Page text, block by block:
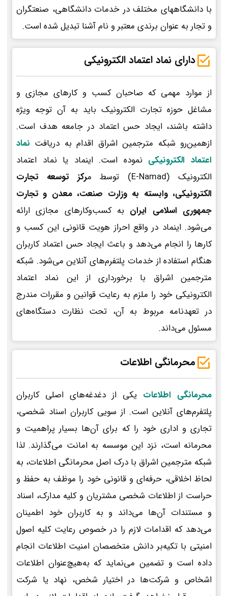
با دانشگاههای مختلف در خدمات دانشگاهی، صنعتگران
و تجار به عنوان برندی معتبر و نام آشنا تبدیل شده است.
دارای نماد اعتماد الکترونیکی
از موارد مهمی که صاحبان کسب و کارهای مجازی و
مشاغل حوزه تجارت الکترونیک باید به آن توجه ویژه
داشته باشند، ایجاد حس اعتماد در جامعه هدف است.
ازهمین‌رو شبکه مترجمین اشراق اقدام به دریافت نماد
اعتماد الکترونیکی نموده است. اینماد یا نماد اعتماد
الکترونیک (E-Namad) توسط م
رکز توسعه تجارت
الکترونیکی، وابسته به وزارت صنعت، معدن و تجارت
جمهوری اسلامی ایران به کسب‌وکارهای مجازی ارائه
می‌شود. اینماد در واقع احراز هویت قانونی این کسب و
کارها را انجام می‌دهد و باعث ایجاد حس اعتماد کاربران
هنگام استفاده از خدمات پلتفرم‌های آنلاین می‌شود. شبکه
مترجمین اشراق با برخورداری از این نماد اعتماد
الکترونیکی خود را ملزم به رعایت قوانین و مقررات مندرج
در تعهدنامه مربوط به آن، تحت نظارت دستگاه‌های
مسئول می‌داند.
محرمانگی اطلاعات
محرمانگی اطلاعات یکی از دغدغه‌های اصلی کاربران
پلتفرم‌های آنلاین است. از سویی کاربران اسناد شخصی،
تجاری و اداری خود را که برای آن‌ها بسیار پراهمیت و
محرمانه است، نزد این موسسه به امانت می‌گذارند. لذا
شبکه مترجمین اشراق با درک اصل محرمانگی اطلاعات، به
لحاظ اخلاقی، حرفه‌ای و قانونی خود را موظف به حفظ و
حراست از اطلاعات شخصی مشتریان و کلیه مدارک، اسناد
و مستندات آن‌ها می‌داند و به کاربران خود اطمینان
می‌دهد که اقدامات لازم را در خصوص رعایت کلیه اصول
امنیتی با تکیه‌بر دانش متخصصان امنیت اطلاعات انجام
داده است و تضمین می‌نماید که به‌هیچ‌عنوان اطلاعات
اشخاص و شرکت‌ها در اختیار شخص، نهاد یا شرکت